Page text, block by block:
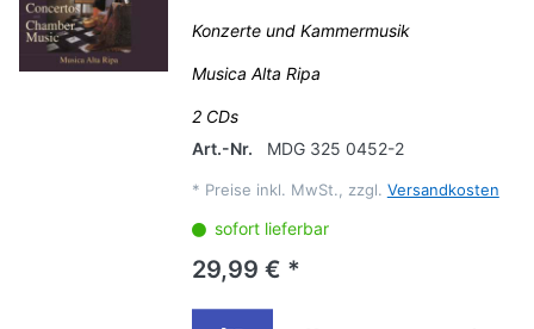
Konzerte und Kammermusik
Musica Alta Ripa
2 CDs
Art.-Nr.
MDG 325 0452-2
* Preise inkl. MwSt., zzgl. Versandkosten
sofort lieferbar
29,99 € *